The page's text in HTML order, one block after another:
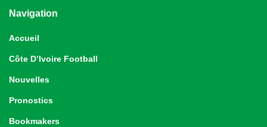
Navigation
Accueil
Côte D’Ivoire Football
Nouvelles
Pronostics
Bookmakers